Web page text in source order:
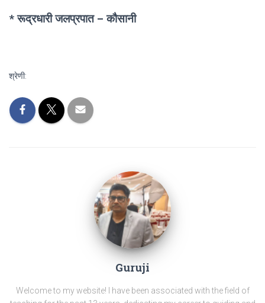
* रूद्रधारी जलप्रपात – कौसानी
श्रेणी:
Guruji
Welcome to my website! I have been associated with the field of